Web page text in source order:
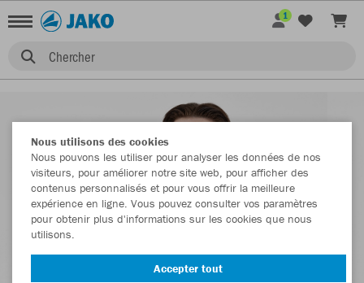
Chercher
1
Nous utilisons des cookies
Nous pouvons les utiliser pour analyser les données de nos
visiteurs, pour améliorer notre site web, pour afficher des
contenus personnalisés et pour vous offrir la meilleure
expérience en ligne. Vous pouvez consulter vos paramètres
pour obtenir plus d'informations sur les cookies que nous
utilisons.
Accepter tout